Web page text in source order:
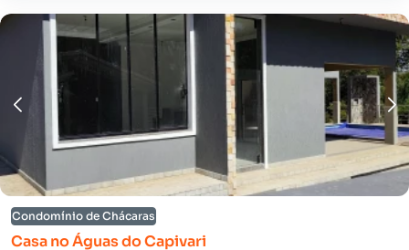
Condomínio de Chácaras
Casa no Águas do Capivari